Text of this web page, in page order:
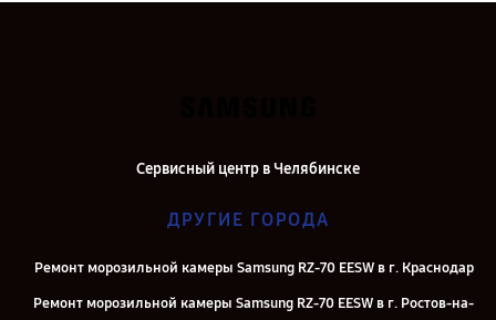
Сервисный центр в Челябинске
ДРУГИЕ ГОРОДА
Ремонт морозильной камеры Samsung RZ-70 EESW в г. Краснодар
Ремонт морозильной камеры Samsung RZ-70 EESW в г. Ростов-на-